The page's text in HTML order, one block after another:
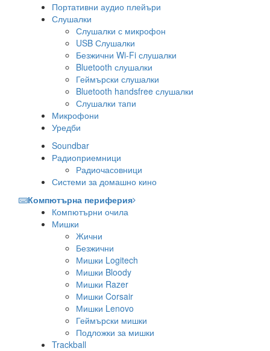
Портативни аудио плейъри
Слушалки
Слушалки с микрофон
USB Слушалки
Безжични Wi-Fi слушалки
Bluetooth слушалки
Геймърски слушалки
Bluetooth handsfree слушалки
Слушалки тапи
Микрофони
Уредби
Soundbar
Радиоприемници
Радиочасовници
Системи за домашно кино
Компютърна периферия
Компютърни очила
Мишки
Жични
Безжични
Мишки Logitech
Мишки Bloody
Мишки Razer
Мишки Corsair
Мишки Lenovo
Геймърски мишки
Подложки за мишки
Trackball